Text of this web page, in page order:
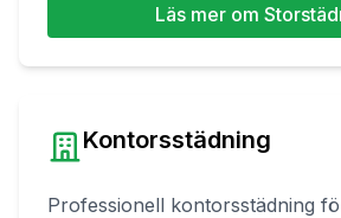
Läs mer om
Kontorsstädning
Professionell kontorsstädning